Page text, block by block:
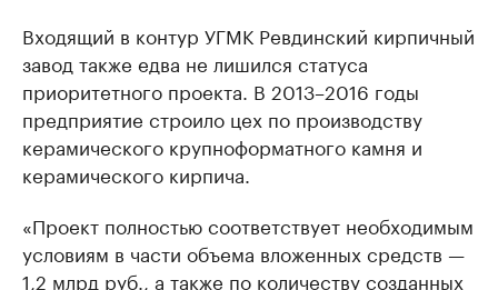
Входящий в контур УГМК Ревдинский кирпичный
завод также едва не лишился статуса
приоритетного проекта. В 2013–2016 годы
предприятие строило цех по производству
керамического крупноформатного камня и
керамического кирпича.
«Проект полностью соответствует необходимым
условиям в части объема вложенных средств —
1,2 млрд руб., а также по количеству созданных